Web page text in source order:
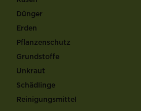
Dünger
Erden
Pflanzenschutz
Grundstoffe
Unkraut
Schädlinge
Reinigungsmittel